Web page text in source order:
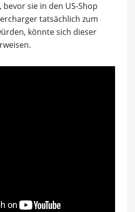
sie in den US-Shop
tatsächlich zum
könnte sich dieser